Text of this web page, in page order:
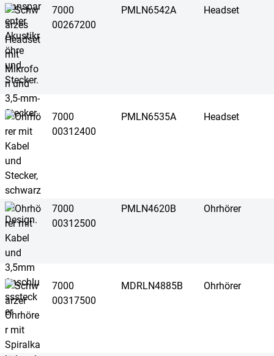
7000
00267200
PMLN6542A Headset
7000
00312400
PMLN6535A Headset
7000
00312500
PMLN4620B Ohrhörer
7000
00317500
MDRLN4885B Ohrhörer